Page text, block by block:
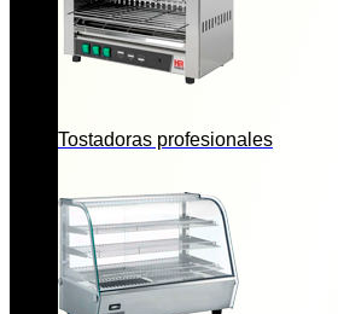
Tostadoras profesionales